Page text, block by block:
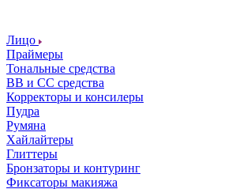
Лицо
Праймеры
Тональные средства
ВВ и СС средства
Корректоры и консилеры
Пудра
Румяна
Хайлайтеры
Глиттеры
Бронзаторы и контуринг
Фиксаторы макияжа